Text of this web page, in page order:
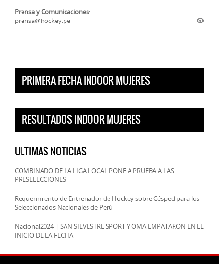
Prensa y Comunicaciones:
prensa@hockey.pe
PRIMERA FECHA INDOOR MUJERES
RESULTADOS INDOOR MUJERES
ULTIMAS NOTICIAS
COMBINADO DE LA LIGA LOCAL PONE A PRUEBA A LAS
PRESELECCIONES
Requerimiento de Entrenador de Hockey sobre Césped para los
Seleccionados Nacionales de Perú
Nacional2024 | SAN SILVESTRE SPORT Y OMA EMPATARON EN EL
INICIO DE LA FECHA